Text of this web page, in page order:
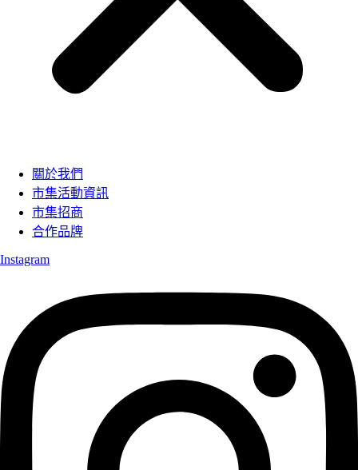
關於我們
市集活動資訊
市集招商
合作品牌
Instagram